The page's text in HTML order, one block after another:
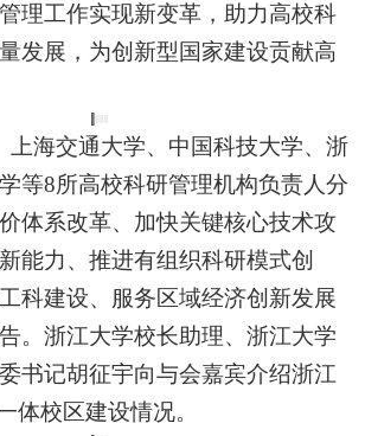
理工作实现新变革，助力高校科
发展，为创新型国家建设贡献高
海交通大学、中国科技大学、浙
等8所高校科研管理机构负责人分
体系改革、加快关键核心技术攻
能力、推进有组织科研模式创
科建设、服务区域经济创新发展
。浙江大学校长助理、浙江大学
书记胡征宇向与会嘉宾介绍浙江
体校区建设情况。